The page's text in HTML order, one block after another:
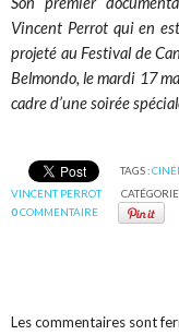
Vincent Perrot qui en
projeté au Festival de
Belmondo, le mardi 17
cadre d’une soirée
TAGS :
VINCENT PERROT
0COMMENTAIRE
Les commentaires sont